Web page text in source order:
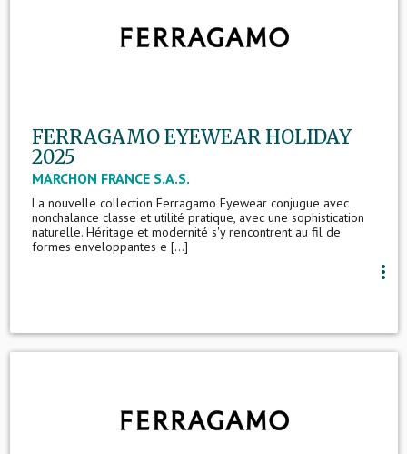
FERRAGAMO EYEWEAR HOLIDAY
2025
MARCHON FRANCE S.A.S.
La nouvelle collection Ferragamo Eyewear conjugue avec
nonchalance classe et utilité pratique, avec une sophistication
naturelle. Héritage et modernité s'y rencontrent au fil de
formes enveloppantes e [...]
more_vert